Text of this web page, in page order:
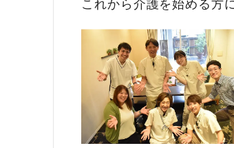
これから介護を始める方